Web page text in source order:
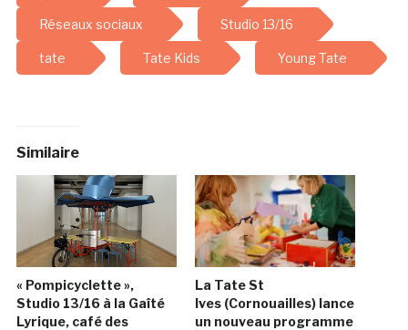
Réseaux sociaux Studio 13/16
tate Tate Kids Young Tate
Similaire
« Pompicyclette »,
Studio 13/16 à la Gaîté
Lyrique, café des
La Tate St
Ives (Cornouailles) lance
un nouveau programme